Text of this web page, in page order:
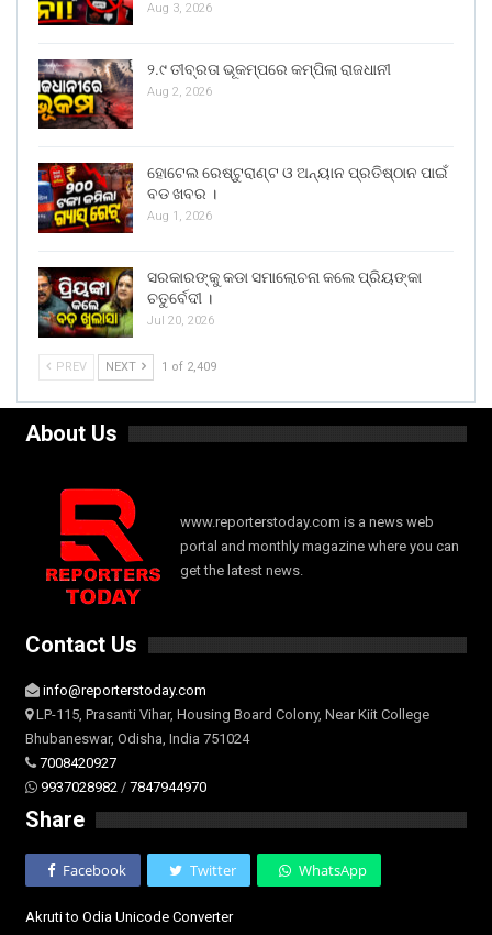
Aug 3, 2026
୨.୯ ତୀବ୍ରତା ଭୂକମ୍ପରେ କମ୍ପିଲା ରାଜଧାନୀ
Aug 2, 2026
ହୋଟେଲ ରେଷ୍ଟୁରାଣ୍ଟ ଓ ଅନ୍ୟାନ ପ୍ରତିଷ୍ଠାନ ପାଇଁ
ବଡ ଖବର ।
Aug 1, 2026
ସରକାରଙ୍କୁ କଡା ସମାଲୋଚନା କଲେ ପ୍ରିୟଙ୍କା
ଚତୁର୍ବେଦୀ ।
Jul 20, 2026
PREV NEXT 1 of 2,409
About Us
www.reporterstoday.com is a news web
portal and monthly magazine where you can
get the latest news.
Contact Us
info@reporterstoday.com
LP-115, Prasanti Vihar, Housing Board Colony, Near Kiit College
Bhubaneswar, Odisha, India 751024
7008420927
9937028982 / 7847944970
Share
Facebook Twitter WhatsApp
Akruti to Odia Unicode Converter